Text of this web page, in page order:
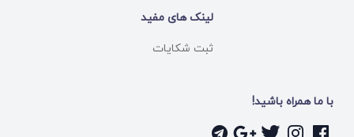
لینک های مفید
ثبت شکایات
با ما همراه باشید!